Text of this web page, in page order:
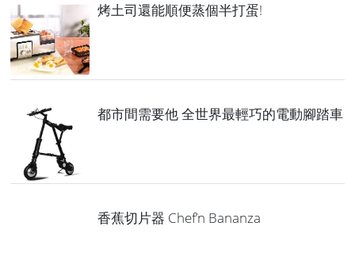
烤土司還能順便蒸個半打蛋!
都市間需要他 全世界最輕巧的電動腳踏車
香蕉切片器 Chef’n Bananza